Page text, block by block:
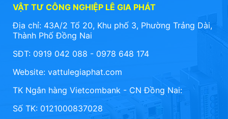
VẬT TƯ CÔNG NGHIỆP LÊ GIA PHÁT
Địa chỉ: 43A/2 Tổ 20, Khu phố 3, Phường Trảng Dài,
Thành Phố Đồng Nai
SĐT: 0919 042 088 - 0978 648 174
Website: vattulegiaphat.com
TK Ngân hàng Vietcombank - CN Đồng Nai:
Số TK: 0121000837028